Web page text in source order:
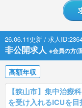
26.06.11更新 / 求人
非公開求人 ※会員の方(
高額年収
【狭山市】集中治療
を受け入れるICUを